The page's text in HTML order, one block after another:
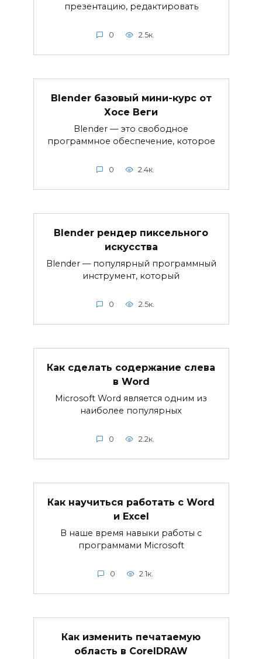
презентацию, редактировать
0 2.5к.
Blender базовый мини-курс от
Хосе Веги
Blender — это свободное
программное обеспечение, которое
0 2.4к.
Blender рендер пиксельного
искусства
Blender — популярный программный
инструмент, который
0 2.5к.
Как сделать содержание слева
в Word
Microsoft Word является одним из
наиболее популярных
0 2.2к.
Как научиться работать с Word
и Excel
В наше время навыки работы с
программами Microsoft
0 2.1к.
Как изменить печатаемую
область в CorelDRAW